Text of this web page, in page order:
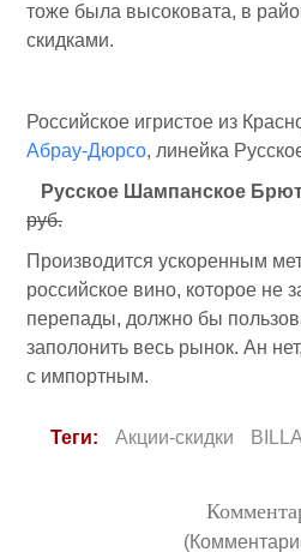
тоже была высоковата, в
скидками.
Российское игристое из
Абрау-Дюрсо, линейка
Русское Шампанское
руб.
Производится ускоренным
российское вино, которое не
перепады, должно бы
заполонить весь рынок. Ан
с импортным.
Теги: Акции-скидки